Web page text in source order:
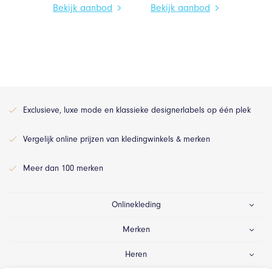
Bekijk aanbod Bekijk aanbod
Exclusieve, luxe mode en klassieke designerlabels op één plek
Vergelijk online prijzen van kledingwinkels & merken
Meer dan 100 merken
Onlinekleding
Merken
Heren